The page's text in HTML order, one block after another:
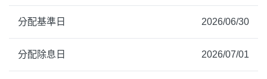
分配基準日 2026/06/30
分配除息日 2026/07/01